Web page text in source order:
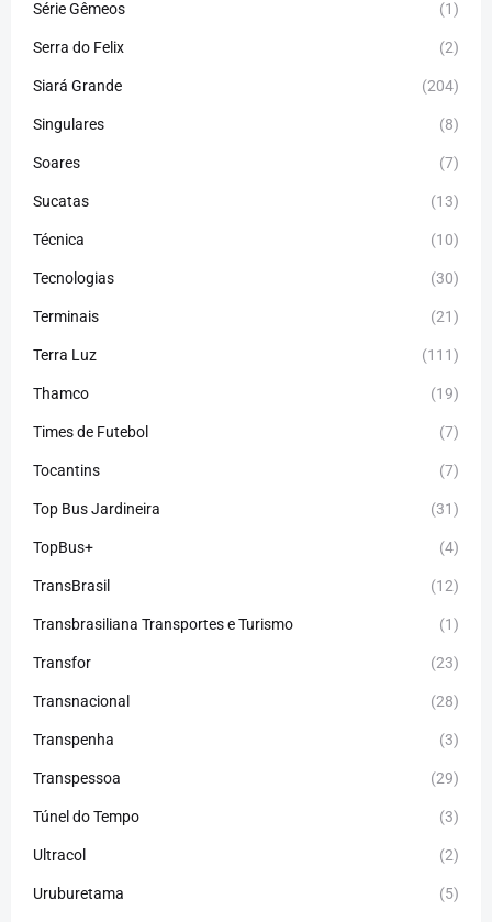
Série Gêmeos (1)
Serra do Felix (2)
Siará Grande (204)
Singulares (8)
Soares (7)
Sucatas (13)
Técnica (10)
Tecnologias (30)
Terminais (21)
Terra Luz (111)
Thamco (19)
Times de Futebol (7)
Tocantins (7)
Top Bus Jardineira (31)
TopBus+ (4)
TransBrasil (12)
Transbrasiliana Transportes e Turismo (1)
Transfor (23)
Transnacional (28)
Transpenha (3)
Transpessoa (29)
Túnel do Tempo (3)
Ultracol (2)
Uruburetama (5)